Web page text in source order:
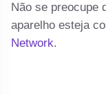
Não se preocupe
aparelho esteja
Network.